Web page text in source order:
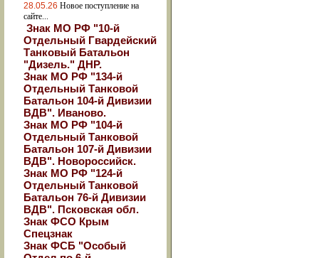
28.05.26 Новое поступление на
сайте...
Знак МО РФ "10-й
Отдельный Гвардейский
Танковый Батальон
"Дизель." ДНР.
Знак МО РФ "134-й
Отдельный Танковой
Батальон 104-й Дивизии
ВДВ". Иваново.
Знак МО РФ "104-й
Отдельный Танковой
Батальон 107-й Дивизии
ВДВ". Новороссийск.
Знак МО РФ "124-й
Отдельный Танковой
Батальон 76-й Дивизии
ВДВ". Псковская обл.
Знак ФСО Крым
Спецзнак
Знак ФСБ "Особый